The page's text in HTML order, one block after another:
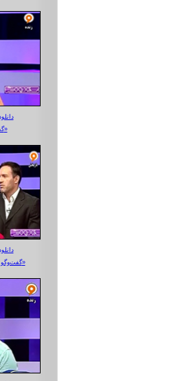
گفت‌وگو با «صادق آقاجانی»
گفت‌وگو با «حسن‌گرامی»و«امیدآمحمدی»